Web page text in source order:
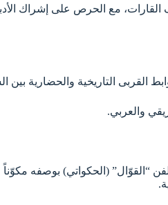
وأمسيات شعرية وتوقيعات كتب، بمشاركة أكثر من 250 كاتب ومفكّر من مختلف
القربى التاريخية والحضارية بين
والعربي.
يُعيد الصالون الاعتبار لفن “القوّال” (الحكواتي)